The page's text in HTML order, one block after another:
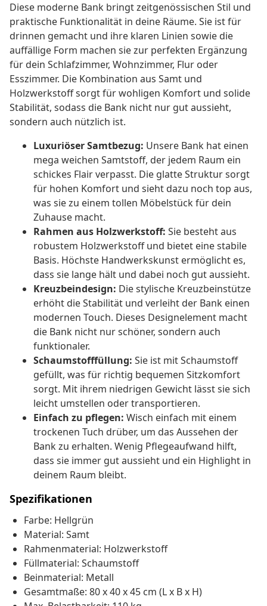
Diese moderne Bank bringt zeitgenössischen Stil und
praktische Funktionalität in deine Räume. Sie ist für
drinnen gemacht und ihre klaren Linien sowie die
auffällige Form machen sie zur perfekten Ergänzung
für dein Schlafzimmer, Wohnzimmer, Flur oder
Esszimmer. Die Kombination aus Samt und
Holzwerkstoff sorgt für wohligen Komfort und solide
Stabilität, sodass die Bank nicht nur gut aussieht,
sondern auch nützlich ist.
Luxuriöser Samtbezug: Unsere Bank hat einen
mega weichen Samtstoff, der jedem Raum ein
schickes Flair verpasst. Die glatte Struktur sorgt
für hohen Komfort und sieht dazu noch top aus,
was sie zu einem tollen Möbelstück für dein
Zuhause macht.
Rahmen aus Holzwerkstoff: Sie besteht aus
robustem Holzwerkstoff und bietet eine stabile
Basis. Höchste Handwerkskunst ermöglicht es,
dass sie lange hält und dabei noch gut aussieht.
Kreuzbeindesign: Die stylische Kreuzbeinstütze
erhöht die Stabilität und verleiht der Bank einen
modernen Touch. Dieses Designelement macht
die Bank nicht nur schöner, sondern auch
funktionaler.
Schaumstofffüllung: Sie ist mit Schaumstoff
gefüllt, was für richtig bequemen Sitzkomfort
sorgt. Mit ihrem niedrigen Gewicht lässt sie sich
leicht umstellen oder transportieren.
Einfach zu pflegen: Wisch einfach mit einem
trockenen Tuch drüber, um das Aussehen der
Bank zu erhalten. Wenig Pflegeaufwand hilft,
dass sie immer gut aussieht und ein Highlight in
deinem Raum bleibt.
Spezifikationen
Farbe: Hellgrün
Material: Samt
Rahmenmaterial: Holzwerkstoff
Füllmaterial: Schaumstoff
Beinmaterial: Metall
Gesamtmaße: 80 x 40 x 45 cm (L x B x H)